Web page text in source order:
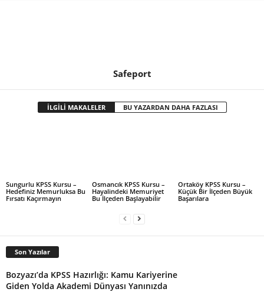
Safeport
İLGİLİ MAKALELER BU YAZARDAN DAHA FAZLASI
Sungurlu KPSS Kursu –
Hedefiniz Memurluksa Bu
Fırsatı Kaçırmayın
Osmancık KPSS Kursu –
Hayalindeki Memuriyet
Bu İlçeden Başlayabilir
Ortaköy KPSS Kursu –
Küçük Bir İlçeden Büyük
Başarılara
Son Yazılar
Bozyazı’da KPSS Hazırlığı: Kamu Kariyerine
Giden Yolda Akademi Dünyası Yanınızda